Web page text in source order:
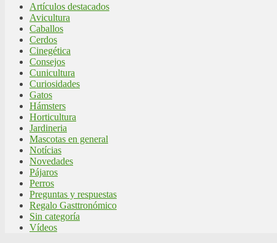
Artículos destacados
Avicultura
Caballos
Cerdos
Cinegética
Consejos
Cunicultura
Curiosidades
Gatos
Hámsters
Horticultura
Jardineria
Mascotas en general
Notícias
Novedades
Pájaros
Perros
Preguntas y respuestas
Regalo Gasttronómico
Sin categoría
Vídeos